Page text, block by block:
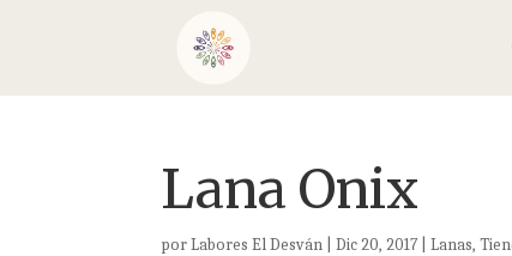
Lana Onix
porLabores El Desván |Dic 20, 2017 |Lanas,